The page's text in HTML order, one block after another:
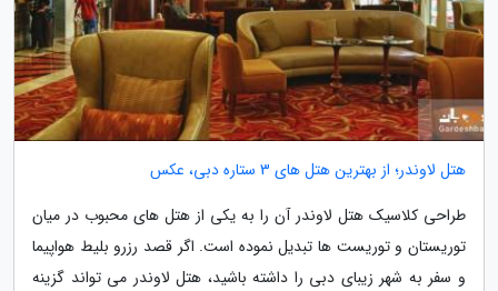
هتل لاوندر؛ از بهترین هتل های 3 ستاره دبی، عکس
طراحی کلاسیک هتل لاوندر آن را به یکی از هتل های محبوب در میان
توریستان و توریست ها تبدیل نموده است. اگر قصد رزرو بلیط هواپیما
و سفر به شهر زیبای دبی را داشته باشید، هتل لاوندر می تواند گزینه